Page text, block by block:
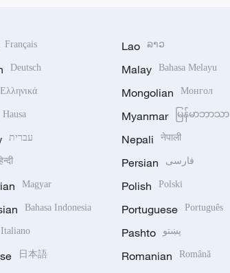
Français
Deutsch
Ελληνικά
Hausa
עברית
Magyar
Bahasa Indonesia
Italiano
日本語
Lao ລາວ
Malay Bahasa Melayu
Mongolian Монгол
Myanmar မြန်မာဘာသာ
Nepali नेपाली
Persian فارسی
Polish Polski
Portuguese Português
Pashto پښتو
Romanian Română